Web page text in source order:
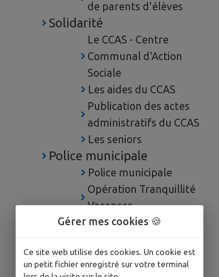
de parents d'élèves
Solidarité
Le CCAS - Centre
Communal d'Action
Sociale
Les aides du CCAS
Publication des actes
administratifs du CCAS
Les seniors
Police municipale
Police municipale
Opération Tranquillité
Vacances
Zone bleue entre les
deux écoles :
stationnement limité à
30 minutes
Gérer mes cookies 🍪
Ce site web utilise des cookies. Un cookie est
un petit fichier enregistré sur votre terminal